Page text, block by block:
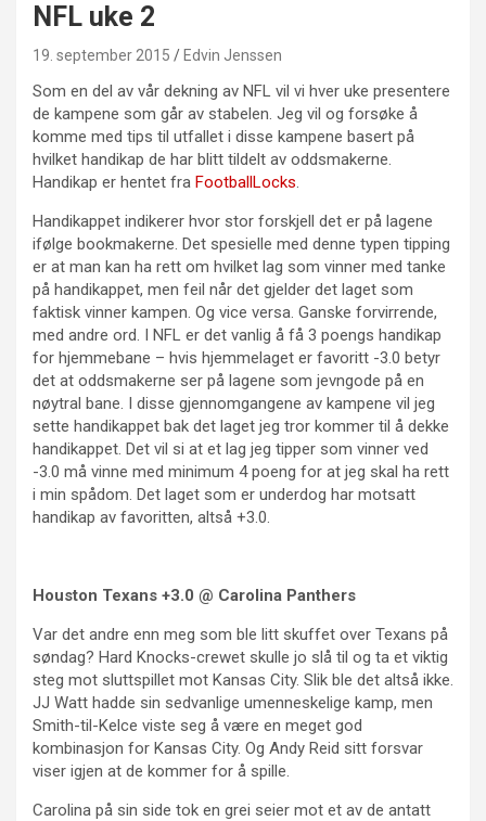
NFL uke 2
19. september 2015 Edvin Jenssen
Som en del av vår dekning av NFL vil vi hver uke presentere
de kampene som går av stabelen. Jeg vil og forsøke å
komme med tips til utfallet i disse kampene basert på
hvilket handikap de har blitt tildelt av oddsmakerne.
Handikap er hentet fra FootballLocks
Handikappet indikerer hvor stor forskjell det er på lagene
ifølge bookmakerne. Det spesielle med denne typen tipping
er at man kan ha rett om hvilket lag som vinner med tanke
på handikappet, men feil når det gjelder det laget som
faktisk vinner kampen. Og vice versa. Ganske forvirrende,
med andre ord. I NFL er det vanlig å få 3 poengs handikap
for hjemmebane – hvis hjemmelaget er favoritt -3.0 betyr
det at oddsmakerne ser på lagene som jevngode på en
nøytral bane. I disse gjennomgangene av kampene vil jeg
sette handikappet bak det laget jeg tror kommer til å dekke
handikappet. Det vil si at et lag jeg tipper som vinner ved
-3.0 må vinne med minimum 4 poeng for at jeg skal ha rett
i min spådom. Det laget som er underdog har motsatt
handikap av favoritten, altså +3.0.
Houston Texans +3.0 @ Carolina Panthers
Var det andre enn meg som ble litt skuffet over Texans på
søndag? Hard Knocks-crewet skulle jo slå til og ta et viktig
steg mot sluttspillet mot Kansas City. Slik ble det altså ikke.
JJ Watt hadde sin sedvanlige umenneskelige kamp, men
Smith-til-Kelce viste seg å være en meget god
kombinasjon for Kansas City. Og Andy Reid sitt forsvar
viser igjen at de kommer for å spille.
Carolina på sin side tok en grei seier mot et av de antatt